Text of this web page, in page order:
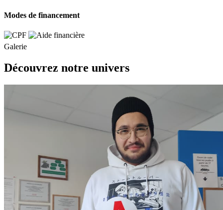
Modes de financement
Galerie
Découvrez notre univers